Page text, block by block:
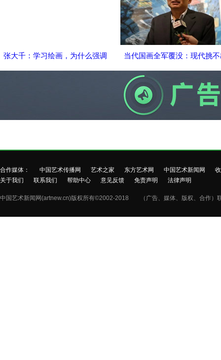
张大千：学习绘画，为什么强调
当代国画全军覆没：现代挑
合作媒体： 中国艺术传播网 艺术之家 东方艺术网 中国艺术新闻网
关于我们
联系我们 帮助中心 意见反馈 免责声明 法律声明
中国艺术新闻网(artnew.cn)版权所有©2002-2018 （广告、媒体、版权、合作）